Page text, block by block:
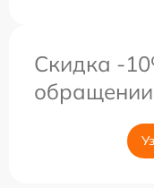
Скидка -
обращении